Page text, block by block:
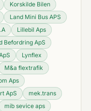
Korskilde Bilen
Land Mini Bus APS
Lillebil Aps
Befordring ApS
Lynflex
M&a flextrafik
Aps
ApS
mek.trans
mib sevice aps